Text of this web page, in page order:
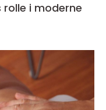
i moderne